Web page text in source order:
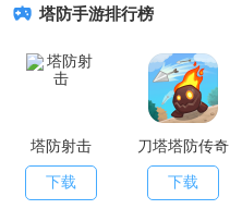
塔防手游排行榜
塔防射击
下载
刀塔塔防传奇
下载